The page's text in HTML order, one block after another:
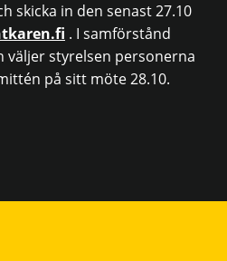
skicka in den senast 27.10
. I samförstånd
väljer styrelsen personerna
på sitt möte 28.10.